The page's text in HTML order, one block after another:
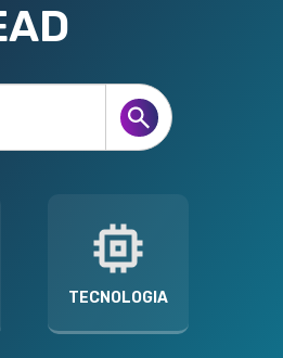
TECNOLOGIA